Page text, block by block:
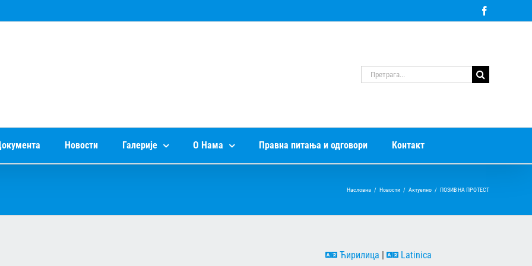
Претрага
за:
Новости Галерије О Нама Правна питања и одговори Контакт
Насловна / Новости / Актуелно / ПОЗИВ НА ПРОТЕСТ
Ћирилица Latinica